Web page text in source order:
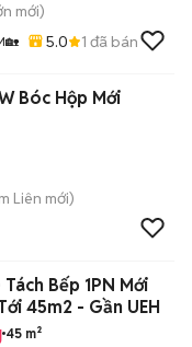
mới)
5.0 1 đã bán
Bóc Hộp Mới
Liên mới)
Bếp 1PN Mới
45m2 - Gần UEH
45 m²